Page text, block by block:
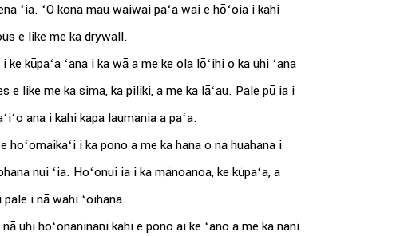
ʻia. ʻO kona mau waiwai paʻa wai e hōʻoia i kahi
e like me ka drywall.
kūpaʻa ʻana i ka wā a me ke ola lōʻihi o ka uhi ʻana
e like me ka sima, ka piliki, a me ka lāʻau. Pale pū ia i
ana i kahi kapa laumania a paʻa.
hoʻomaikaʻi i ka pono a me ka hana o nā huahana i
nui ʻia. Hoʻonui ia i ka mānoanoa, ke kūpaʻa, a
pale i nā wahi ʻoihana.
uhi hoʻonaninani kahi e pono ai ke ʻano a me ka nani